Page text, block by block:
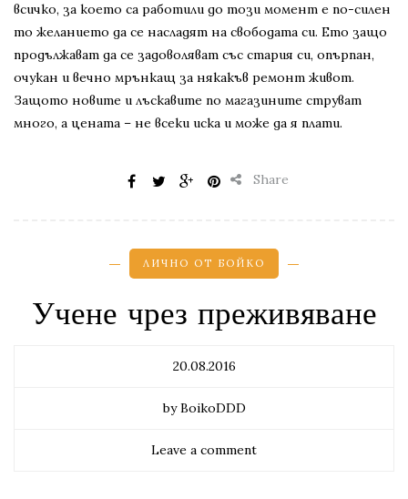
всичко, за което са работили до този момент е по-силен
то желанието да се насладят на свободата си. Ето защо
продължават да се задоволяват със стария си, опърпан,
очукан и вечно мрънкащ за някакъв ремонт живот.
Защото новите и лъскавите по магазините струват
много, а цената – не всеки иска и може да я плати.
Share
ЛИЧНО ОТ БОЙКО
Учене чрез преживяване
20.08.2016
by BoikoDDD
Leave a comment